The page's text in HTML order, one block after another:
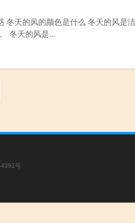
冬天的风的颜色是什么 冬天的风是
冬天的风是...
号